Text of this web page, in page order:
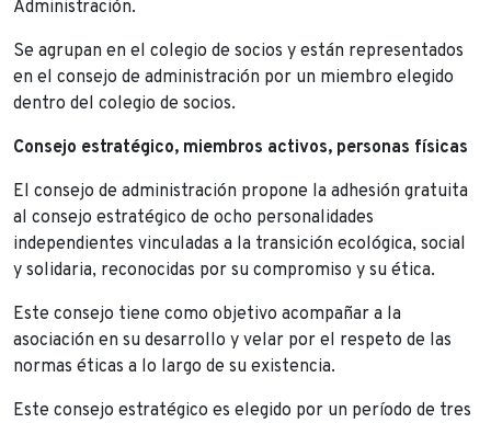
Administración.
Se agrupan en el colegio de socios y están representados
en el consejo de administración por un miembro elegido
dentro del colegio de socios.
Consejo estratégico, miembros activos, personas físicas
El consejo de administración propone la adhesión gratuita
al consejo estratégico de ocho personalidades
independientes vinculadas a la transición ecológica, social
y solidaria, reconocidas por su compromiso y su ética.
Este consejo tiene como objetivo acompañar a la
asociación en su desarrollo y velar por el respeto de las
normas éticas a lo largo de su existencia.
Este consejo estratégico es elegido por un período de tres